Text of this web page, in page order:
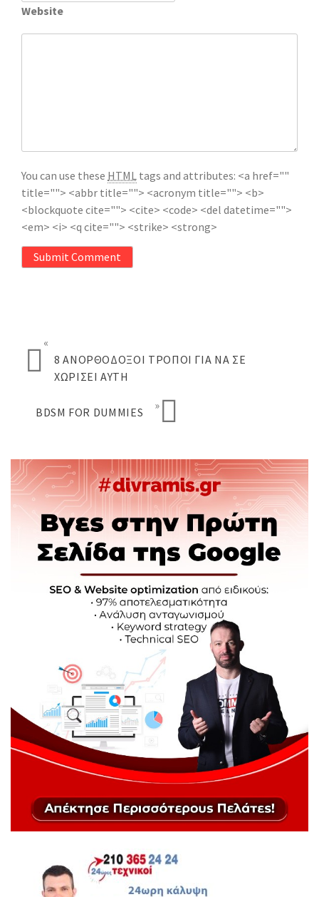
Website
You can use these HTML tags and attributes: <a href=""
title=""> <abbr title=""> <acronym title=""> <b>
<blockquote cite=""> <cite> <code> <del datetime="">
<em> <i> <q cite=""> <strike> <strong>
Submit Comment
«
8 ΑΝΟΡΘΌΔΟΞΟΙ ΤΡΌΠΟΙ ΓΙΑ ΝΑ ΣΕ
ΧΩΡΊΣΕΙ ΑΥΤΉ
BDSM FOR DUMMIES »